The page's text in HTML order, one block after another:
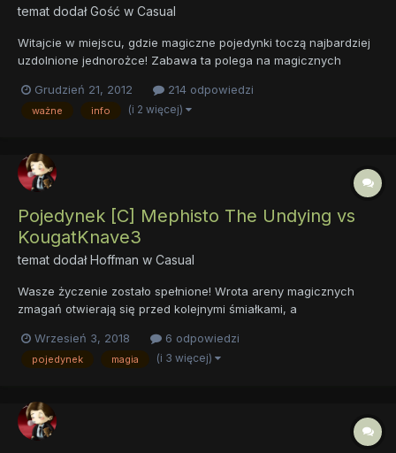
temat dodał Gość w Casual
Witajcie w miejscu, gdzie magiczne pojedynki toczą najbardziej
uzdolnione jednorożce! Zabawa ta polega na magicznych
dwie osoby przez Avatara/Regenta po zgłoszeniu się do
pojedynku w tym temacie (jeśli...
Grudzień 21, 2012 214 odpowiedzi
ważne info (i 2 więcej)
Pojedynek [C] Mephisto The Undying vs
KougatKnave3
temat dodałHoffman w Casual
Wasze życzenie zostało spełnione! Wrota areny magicznych
zmagań otwierają się przed kolejnymi śmiałkami, a
kolejnych stawianych przez nich kroków. Przestrzenna, owalna
sala oświetlana przez powieszone przy kolumnach znicze
Wrzesień 3, 2018 6 odpowiedzi
pojedynek magia (i 3 więcej)